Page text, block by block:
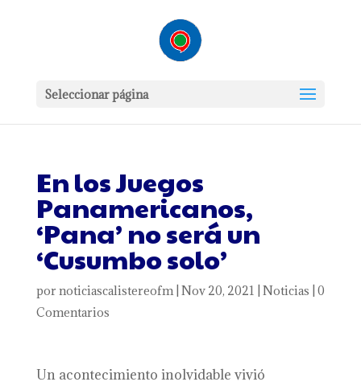
Seleccionar página
En los Juegos
Panamericanos,
‘Pana’ no será un
‘Cusumbo solo’
por noticiascalistereofm| Nov 20, 2021 Noticias 0
Comentarios
Un acontecimiento inolvidable vivió